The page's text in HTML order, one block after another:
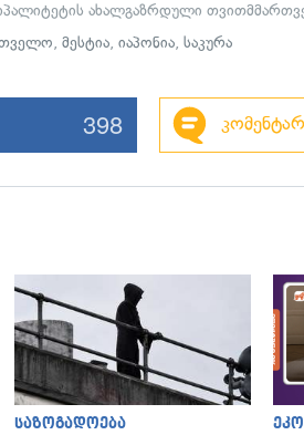
ახალგაზრდული
,მესტია,იაპონია,საკურა
398
გადახედვა
საზოგადოება